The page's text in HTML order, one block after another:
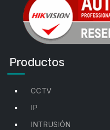
Productos
CCTV
IP
INTRUSIÓN